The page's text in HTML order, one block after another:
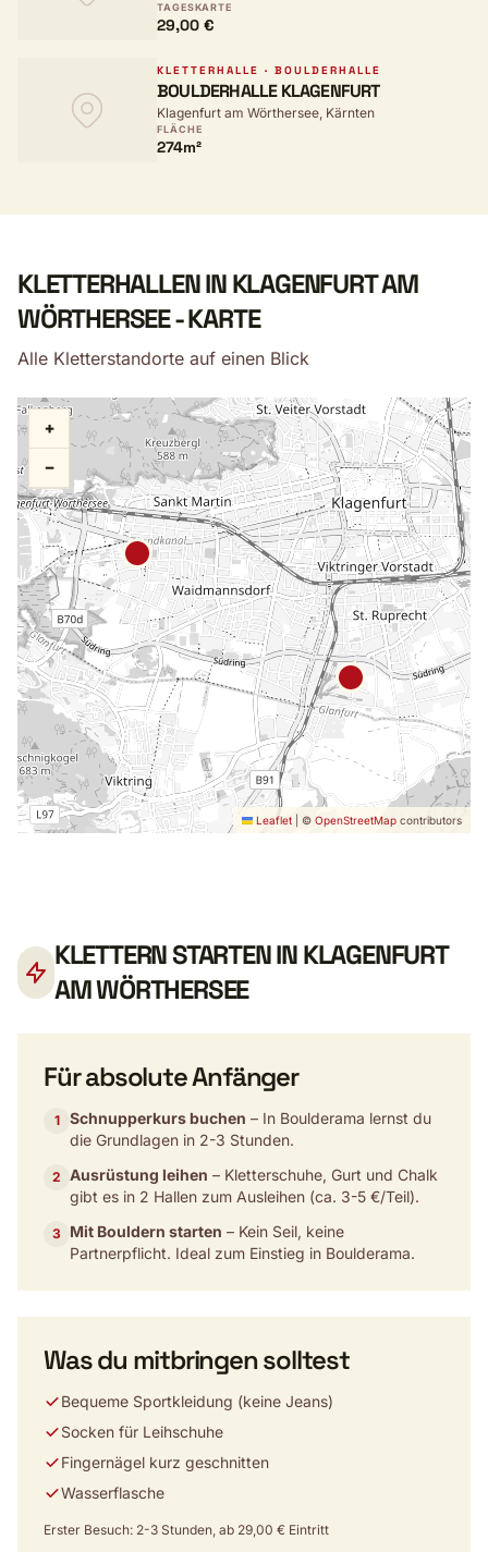
TAGESKARTE
29,00 €
KLETTERHALLE · BOULDERHALLE
BOULDERHALLE KLAGENFURT
Klagenfurt am Wörthersee, Kärnten
FLÄCHE
274m²
KLETTERHALLEN IN KLAGENFURT AM
WÖRTHERSEE - KARTE
Alle Kletterstandorte auf einen Blick
+
−
Leaflet © OpenStreetMap contributors
KLETTERN STARTEN IN KLAGENFURT
AM WÖRTHERSEE
Für absolute Anfänger
1 Schnupperkurs buchen – In Boulderama lernst du
die Grundlagen in 2-3 Stunden.
2 Ausrüstung leihen – Kletterschuhe, Gurt und Chalk
gibt es in 2 Hallen zum Ausleihen (ca. 3-5 €/Teil).
3 Mit Bouldern starten – Kein Seil, keine
Partnerpflicht. Ideal zum Einstieg in Boulderama.
Was du mitbringen solltest
Bequeme Sportkleidung (keine Jeans)
Socken für Leihschuhe
Fingernägel kurz geschnitten
Wasserflasche
Erster Besuch: 2-3 Stunden, ab 29,00 € Eintritt